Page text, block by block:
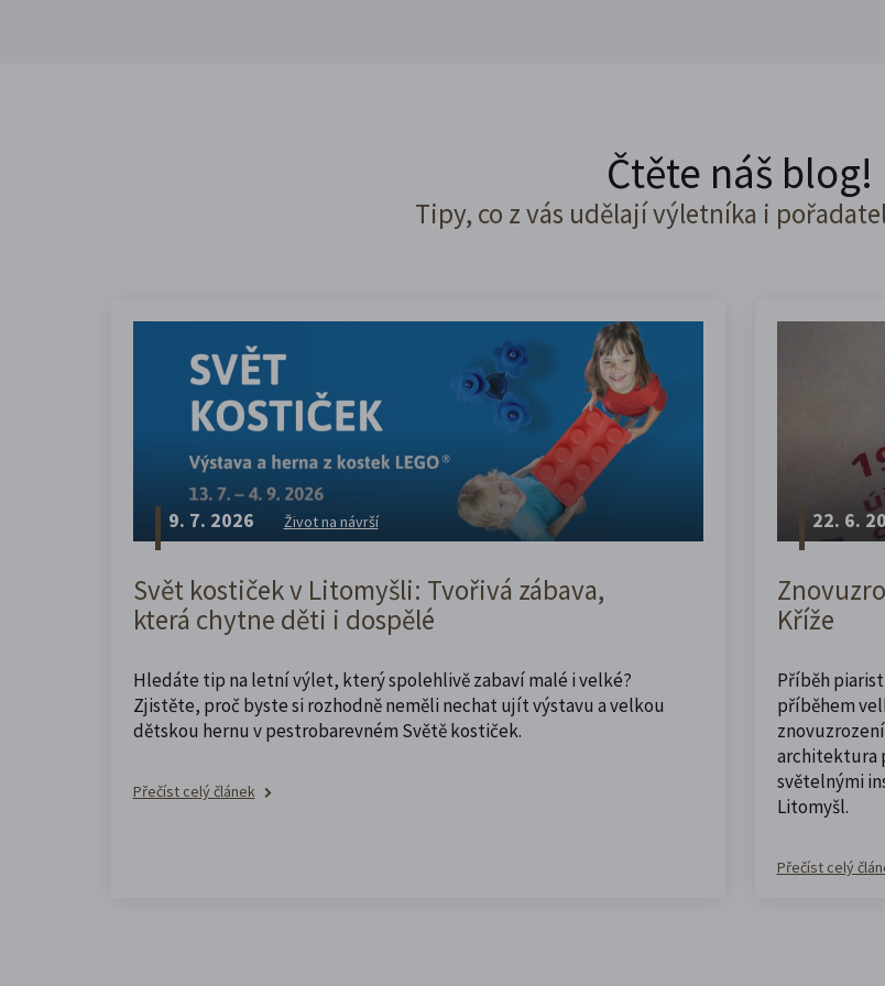
Čtěte náš blog!
Tipy, co z vás udělají výletníka i
9. 7. 2026 Život na návrší
Svět kostiček v Litomyšli: Tvořivá zábava,
která chytne děti i dospělé
Hledáte tip na letní výlet, který spolehlivě zabaví malé i velké?
Zjistěte, proč byste si rozhodně neměli nechat ujít výstavu a velkou
dětskou hernu v pestrobarevném Světě kostiček.
Přečíst celý článek
22. 6.
Kříže
Příběh
příběhem
architektura
světelnými
Litomyšl.
Přečíst celý